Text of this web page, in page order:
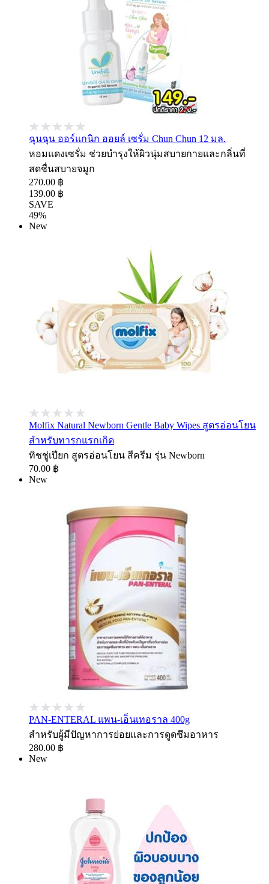
ฉุนฉุน ออร์แกนิก ออยล์ เซรั่ม Chun Chun 12 มล.
หอมแดงเซรั่ม ช่วยบำรุงให้ผิวนุ่มสบายกายและกลิ่นที่
สดชื่นสบายจมูก
270.00 ฿
139.00 ฿
SAVE
49%
New
Molfix Natural Newborn Gentle Baby Wipes สูตรอ่อนโยน
สำหรับทารกแรกเกิด
ทิชชู่เปียก สูตรอ่อนโยน สีครีม รุ่น Newborn
70.00 ฿
New
PAN-ENTERAL แพน-เอ็นเทอราล 400g
สำหรับผู้มีปัญหาการย่อยและการดูดซึมอาหาร
280.00 ฿
New